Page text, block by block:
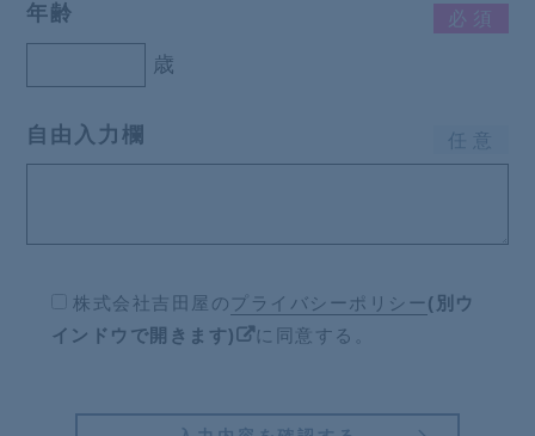
年齢 必 須
歳
自由入力欄 任 意
株式会社吉田屋の プライバシーポリシー(別ウ
インドウで開きます)
に同意する。